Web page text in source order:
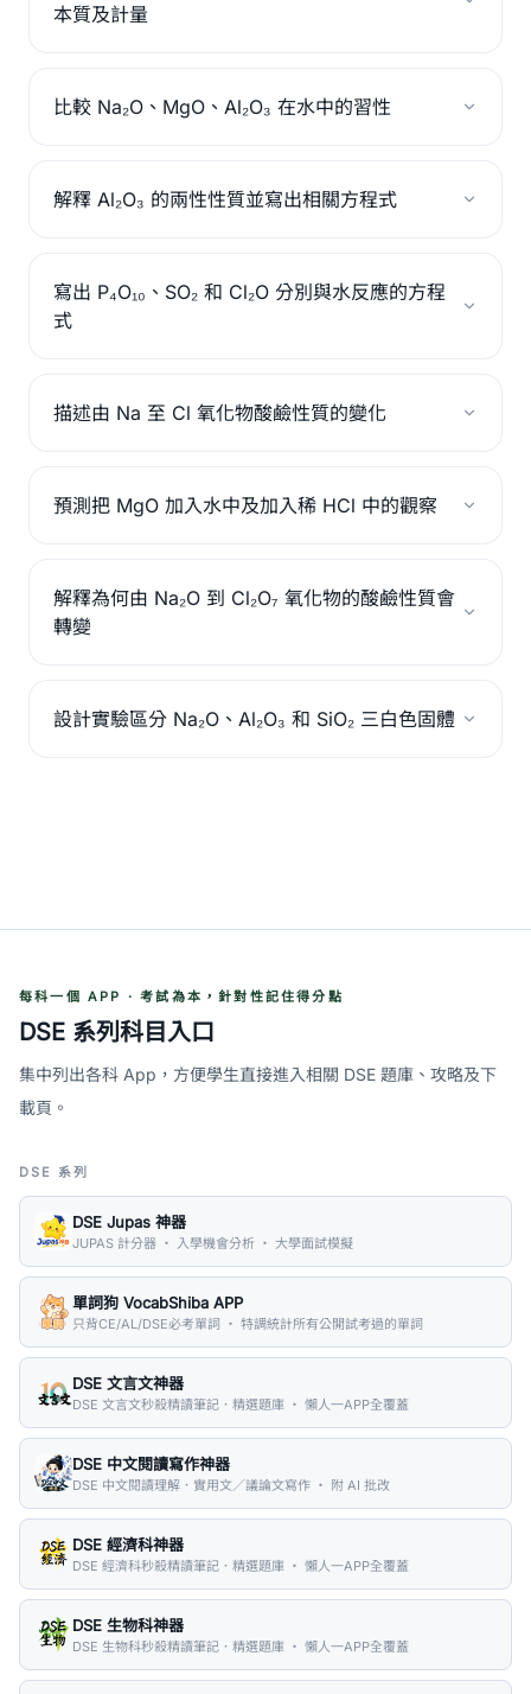
本質及計量
比較 Na₂O、MgO、Al₂O₃ 在水中的習性
解釋 Al₂O₃ 的兩性性質並寫出相關方程式
寫出 P₄O₁₀、SO₂ 和 Cl₂O 分別與水反應的方程
式
描述由 Na 至 Cl 氧化物酸鹼性質的變化
預測把 MgO 加入水中及加入稀 HCl 中的觀察
解釋為何由 Na₂O 到 Cl₂O₇ 氧化物的酸鹼性質會
轉變
設計實驗區分 Na₂O、Al₂O₃ 和 SiO₂ 三白色固體
每科一個 APP · 考試為本，針對性記住得分點
DSE 系列科目入口
集中列出各科 App，方便學生直接進入相關 DSE 題庫、攻略及下
載頁。
DSE 系列
DSE Jupas 神器
JUPAS 計分器 ・ 入學機會分析 ・ 大學面試模擬
單詞狗 VocabShiba APP
只背CE/AL/DSE必考單詞 ・ 特調統計所有公開試考過的單詞
DSE 文言文神器
DSE 文言文秒殺精讀筆記．精選題庫 ・ 懶人一APP全覆蓋
DSE 中文閱讀寫作神器
DSE 中文閱讀理解．實用文／議論文寫作 ・ 附 AI 批改
DSE 經濟科神器
DSE 經濟科秒殺精讀筆記．精選題庫 ・ 懶人一APP全覆蓋
DSE 生物科神器
DSE 生物科秒殺精讀筆記．精選題庫 ・ 懶人一APP全覆蓋